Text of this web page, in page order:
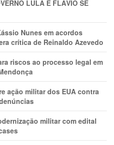
LULA E FLÁVIO SE
Nunes em acordos
crítica de Reinaldo Azevedo
riscos ao processo legal em
ação militar dos EUA contra
militar com edital